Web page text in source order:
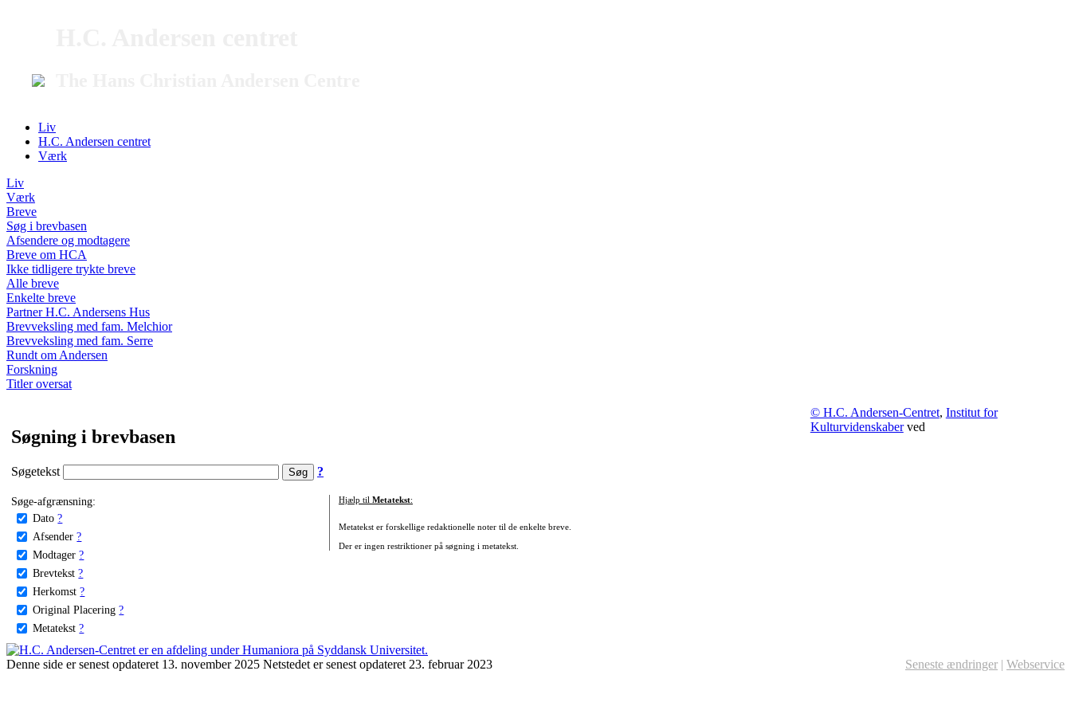
Liv
H.C. Andersen centret
Værk
Liv
Værk
Breve
Søg i brevbasen
Afsendere og modtagere
Breve om HCA
Ikke tidligere trykte breve
Alle breve
Enkelte breve
Partner H.C. Andersens Hus
Brevveksling med fam. Melchior
Brevveksling med fam. Serre
Rundt om Andersen
Forskning
Titler oversat
Søgning i brevbasen
Søgetekst ?
Søge-afgrænsning:
Dato ?
Afsender ?
Modtager ?
Brevtekst ?
Herkomst ?
Original Placering ?
Metatekst ?
Hjælp til Metatekst:
Metatekst er forskellige redaktionelle noter til de enkelte breve.
Der er ingen restriktioner på søgning i metatekst.
© H.C. Andersen-Centret, Institut for
Kulturvidenskaberved
Denne side er senest opdateret 13. november 2025 Netstedet er senest opdateret 23. februar 2023 Seneste ændringer | Webservice